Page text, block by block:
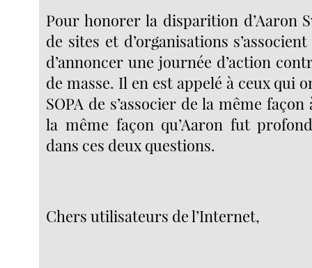
Pour honorer la disparition d’Aaron
de sites et d’organisations
d’annoncer une journée d’action
de masse. Il en est appelé à ceux qui
SOPA de s’associer de la même
la même façon qu’Aaron fut
dans ces deux questions.
Chers utilisateurs de l’Internet,